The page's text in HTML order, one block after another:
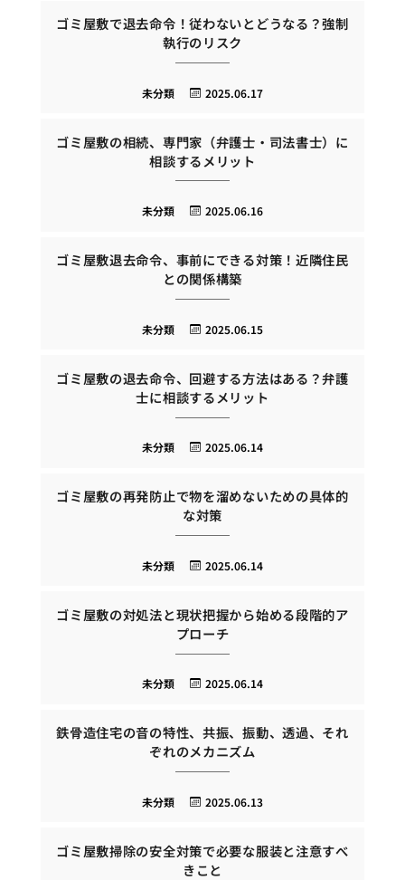
ゴミ屋敷で退去命令！従わないとどうなる？強制
執行のリスク
2025.06.17
未分類
ゴミ屋敷の相続、専門家（弁護士・司法書士）に
相談するメリット
2025.06.16
未分類
ゴミ屋敷退去命令、事前にできる対策！近隣住民
との関係構築
2025.06.15
未分類
ゴミ屋敷の退去命令、回避する方法はある？弁護
士に相談するメリット
2025.06.14
未分類
ゴミ屋敷の再発防止で物を溜めないための具体的
な対策
2025.06.14
未分類
ゴミ屋敷の対処法と現状把握から始める段階的ア
プローチ
2025.06.14
未分類
鉄骨造住宅の音の特性、共振、振動、透過、それ
ぞれのメカニズム
2025.06.13
未分類
ゴミ屋敷掃除の安全対策で必要な服装と注意すべ
きこと